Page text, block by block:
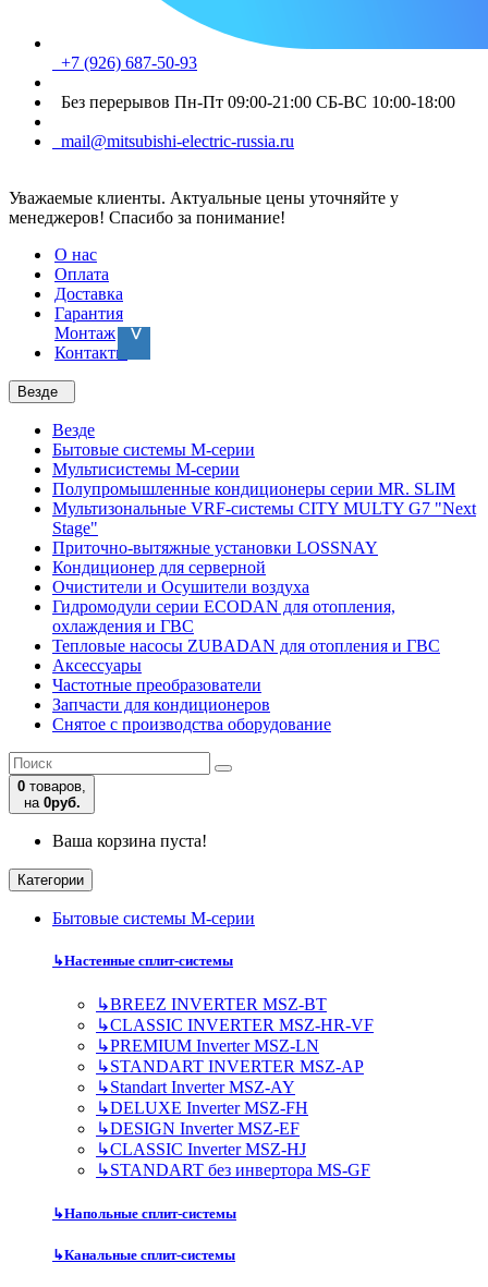
+7 (926) 687-50-93
Без перерывов Пн-Пт 09:00-21:00 СБ-ВС 10:00-18:00
mail@mitsubishi-electric-russia.ru
Уважаемые клиенты. Актуальные цены уточняйте у
менеджеров! Спасибо за понимание!
О нас
Оплата
Доставка
Гарантия
Монтаж
Контакты
Везде
Везде
Бытовые системы M-серии
Мультисистемы M-серии
Полупромышленные кондиционеры серии MR. SLIM
Мультизональные VRF-системы CITY MULTY G7 "Next
Stage"
Приточно-вытяжные установки LOSSNAY
Кондиционер для серверной
Очистители и Осушители воздуха
Гидромодули серии ECODAN для отопления,
охлаждения и ГВС
Тепловые насосы ZUBADAN для отопления и ГВС
Аксесcуары
Частотные преобразователи
Запчасти для кондиционеров
Снятое с производства оборудование
0 товаров,
на 0руб.
Ваша корзина пуста!
Категории
Бытовые системы M-серии
↳Настенные сплит-системы
↳BREEZ INVERTER MSZ-BT
↳CLASSIC INVERTER MSZ-HR-VF
↳PREMIUM Inverter MSZ-LN
↳STANDART INVERTER MSZ-AP
↳Standart Inverter MSZ-AY
↳DELUXE Inverter MSZ-FH
↳DESIGN Inverter MSZ-EF
↳CLASSIC Inverter MSZ-HJ
↳STANDART без инвертора MS-GF
↳Напольные сплит-системы
↳Канальные сплит-системы